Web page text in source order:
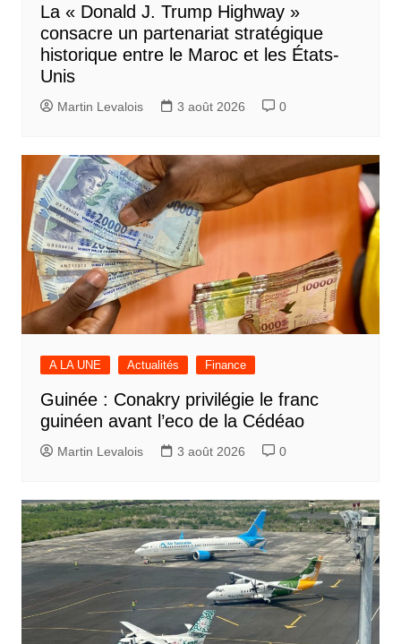
La « Donald J. Trump Highway »
consacre un partenariat stratégique
historique entre le Maroc et les États-
Unis
Martin Levalois 3 août 2026 0
A LA UNE Actualités Finance
Guinée : Conakry privilégie le franc
guinéen avant l’eco de la Cédéao
Martin Levalois 3 août 2026 0